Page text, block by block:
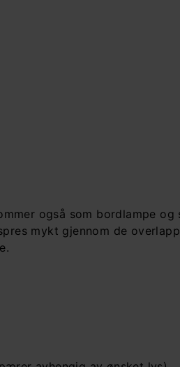
også som bordlampe
mykt gjennom de